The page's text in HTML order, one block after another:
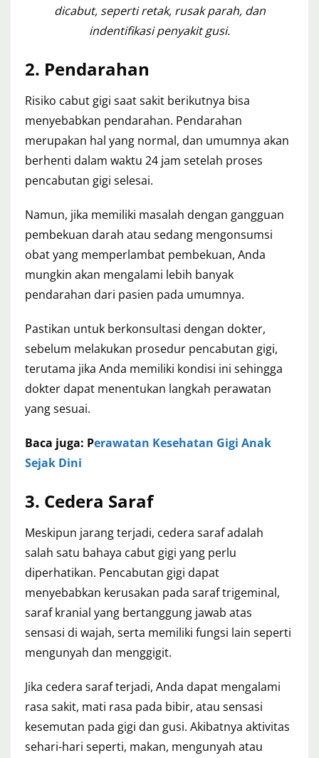
dicabut, seperti retak, rusak parah, dan
indentifikasi penyakit gusi.
2. Pendarahan
Risiko cabut gigi saat sakit berikutnya bisa
menyebabkan pendarahan. Pendarahan
merupakan hal yang normal, dan umumnya akan
berhenti dalam waktu 24 jam setelah proses
pencabutan gigi selesai.
Namun, jika memiliki masalah dengan gangguan
pembekuan darah atau sedang mengonsumsi
obat yang memperlambat pembekuan, Anda
mungkin akan mengalami lebih banyak
pendarahan dari pasien pada umumnya.
Pastikan untuk berkonsultasi dengan dokter,
sebelum melakukan prosedur pencabutan gigi,
terutama jika Anda memiliki kondisi ini sehingga
dokter dapat menentukan langkah perawatan
yang sesuai.
Baca juga: Perawatan Kesehatan Gigi Anak
Sejak Dini
3. Cedera Saraf
Meskipun jarang terjadi, cedera saraf adalah
salah satu bahaya cabut gigi yang perlu
diperhatikan. Pencabutan gigi dapat
menyebabkan kerusakan pada saraf trigeminal,
saraf kranial yang bertanggung jawab atas
sensasi di wajah, serta memiliki fungsi lain seperti
mengunyah dan menggigit.
Jika cedera saraf terjadi, Anda dapat mengalami
rasa sakit, mati rasa pada bibir, atau sensasi
kesemutan pada gigi dan gusi. Akibatnya aktivitas
sehari-hari seperti, makan, mengunyah atau